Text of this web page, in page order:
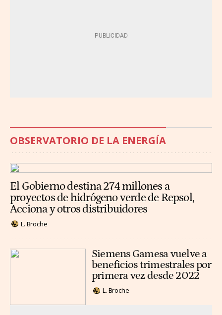
OBSERVATORIO DE LA ENERGÍA
El Gobierno destina 274 millones a
proyectos de hidrógeno verde de Repsol,
Acciona y otros distribuidores
L. Broche
Siemens Gamesa vuelve a
beneficios trimestrales por
primera vez desde 2022
L. Broche